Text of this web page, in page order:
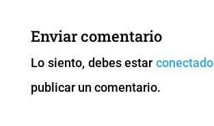
b
o
o
k
A
p
p k
er
Enviar comentario
Lo siento, debes estarconectado
publicar un comentario.